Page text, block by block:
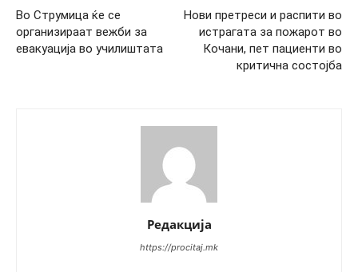
Во Струмица ќе се
организираат вежби за
евакуација во училиштата
Нови претреси и распити во
истрагата за пожарот во
Кочани, пет пациенти во
критична состојба
Редакција
https://procitaj.mk